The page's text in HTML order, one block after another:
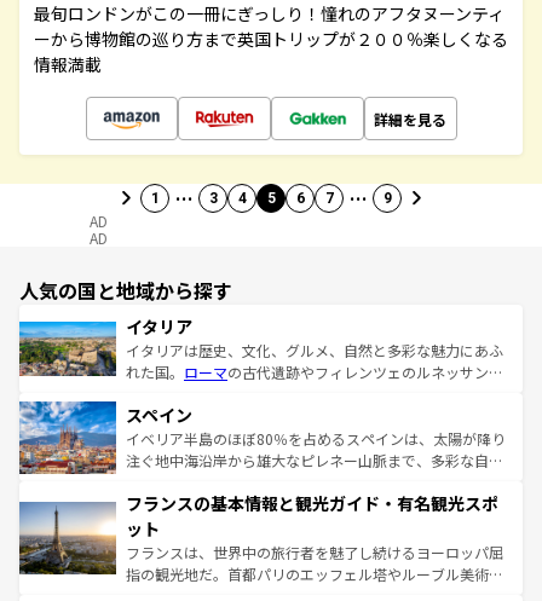
最旬ロンドンがこの一冊にぎっしり！憧れのアフタヌーンティ
ーから博物館の巡り方まで英国トリップが２００％楽しくなる
情報満載
詳細を見る
1 … 3 4 5 6 7 … 9
AD
AD
人気の国と地域から探す
イタリア
イタリアは歴史、文化、グルメ、自然と多彩な魅力にあふ
れた国。 ローマの古代遺跡やフィレンツェのルネッサンス
ろん、トスカーナの美しい田園風景やアマルフィ海岸の絶
景など、自然景観も見逃せない。観光の合間には、本場の
ピザやパスタなど、絶品のイタリア料理を堪能することも
ませてくれるイタリアで、忘れられない旅をしてみよう！
なお、新着のイタリア情報は
しい。
スペイン
イベリア半島のほぼ80％を占めるスペインは、太陽が降り
注ぐ地中海沿岸から雄大なピレネー山脈まで、多彩な自然
文化が根付くこの国では、情熱的なフラメンコ、熱気あふ
れる闘牛、そして美味しいタパスが生活の一部となってい
る。首都マドリードの洗練された雰囲気や、バルセロナの
アートに溢れた街角から、地方では古代ローマ遺跡や中世
フランスの基本情報と観光ガイド・有名観光スポ
ット
フランスは、世界中の旅行者を魅了し続けるヨーロッパ屈
指の観光地だ。首都パリのエッフェル塔やルーブル美術館